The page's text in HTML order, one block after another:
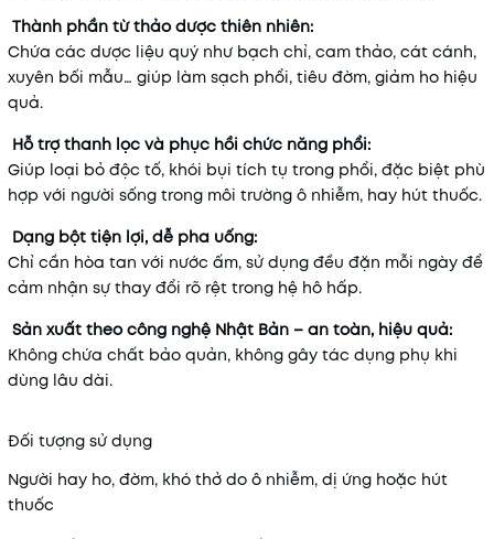
Thành phần từ thảo dược thiên nhiên:
Chứa các dược liệu quý như bạch chỉ, cam thảo, cát cánh,
xuyên bối mẫu… giúp làm sạch phổi, tiêu đờm, giảm ho hiệu
quả.
Hỗ trợ thanh lọc và phục hồi chức năng phổi:
Giúp loại bỏ độc tố, khói bụi tích tụ trong phổi, đặc biệt phù
hợp với người sống trong môi trường ô nhiễm, hay hút thuốc.
Dạng bột tiện lợi, dễ pha uống:
Chỉ cần hòa tan với nước ấm, sử dụng đều đặn mỗi ngày để
cảm nhận sự thay đổi rõ rệt trong hệ hô hấp.
Sản xuất theo công nghệ Nhật Bản – an toàn, hiệu quả:
Không chứa chất bảo quản, không gây tác dụng phụ khi
dùng lâu dài.
Đối tượng sử dụng
Người hay ho, đờm, khó thở do ô nhiễm, dị ứng hoặc hút
thuốc